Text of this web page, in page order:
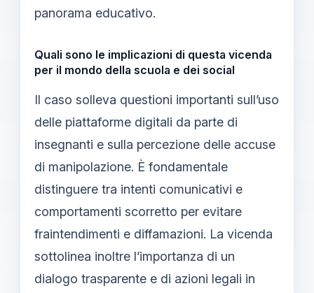
panorama educativo.
Quali sono le implicazioni di questa vicenda
per il mondo della scuola e dei social
Il caso solleva questioni importanti sull’uso
delle piattaforme digitali da parte di
insegnanti e sulla percezione delle accuse
di manipolazione. È fondamentale
distinguere tra intenti comunicativi e
comportamenti scorretto per evitare
fraintendimenti e diffamazioni. La vicenda
sottolinea inoltre l’importanza di un
dialogo trasparente e di azioni legali in